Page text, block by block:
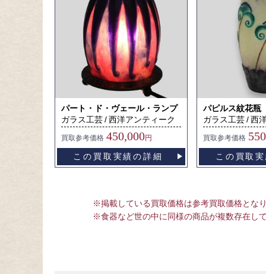
パート・ド・ヴェール・ランプ
ガラス工芸
西洋アンティーク
買取参考価格 450,000円
この買取実績の詳細
パピルス紋花瓶
ガラス工芸
西
買取参考価格
この買取
※掲載している買取価格は参考買取価格とな
※食器など世の中に同様の商品が複数存在し